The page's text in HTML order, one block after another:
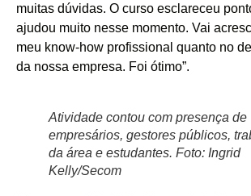
muitas dúvidas. O curso esclareceu
ajudou muito nesse momento. Vai
meu know-how profissional quanto no
da nossa empresa. Foi ótimo”.
Atividade contou com presença de
empresários, gestores públicos,
da área e estudantes. Foto: Ingrid
Kelly/Secom